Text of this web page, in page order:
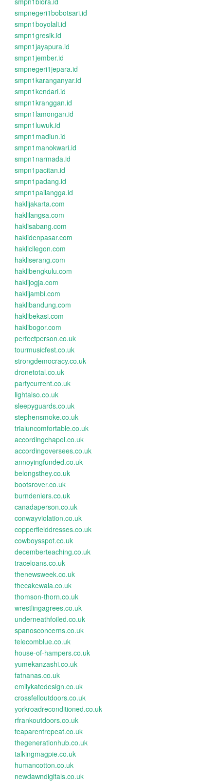
smpnegeri1bobotsari.id
smpn1boyolali.id
smpn1gresik.id
smpn1jayapura.id
smpn1jember.id
smpnegeri1jepara.id
smpn1karanganyar.id
smpn1kendari.id
smpn1kranggan.id
smpn1lamongan.id
smpn1luwuk.id
smpn1madiun.id
smpn1manokwari.id
smpn1narmada.id
smpn1pacitan.id
smpn1padang.id
smpn1pailangga.id
haklijakarta.com
haklilangsa.com
haklisabang.com
haklidenpasar.com
haklicilegon.com
hakliserang.com
haklibengkulu.com
haklijogja.com
haklijambi.com
haklibandung.com
haklibekasi.com
haklibogor.com
perfectperson.co.uk
tourmusicfest.co.uk
strongdemocracy.co.uk
dronetotal.co.uk
partycurrent.co.uk
lightalso.co.uk
sleepyguards.co.uk
stephensmoke.co.uk
trialuncomfortable.co.uk
accordingchapel.co.uk
accordingoversees.co.uk
annoyingfunded.co.uk
belongsthey.co.uk
bootsrover.co.uk
burndeniers.co.uk
canadaperson.co.uk
conwayviolation.co.uk
copperfielddresses.co.uk
cowboysspot.co.uk
decemberteaching.co.uk
traceloans.co.uk
thenewsweek.co.uk
thecakewala.co.uk
thomson-thorn.co.uk
wrestlingagrees.co.uk
underneathfoiled.co.uk
spanosconcerns.co.uk
telecomblue.co.uk
house-of-hampers.co.uk
yumekanzashi.co.uk
fatnanas.co.uk
emilykatedesign.co.uk
crossfelloutdoors.co.uk
yorkroadreconditioned.co.uk
rfrankoutdoors.co.uk
teaparentrepeat.co.uk
thegenerationhub.co.uk
talkingmagpie.co.uk
humancotton.co.uk
newdawndigitals.co.uk